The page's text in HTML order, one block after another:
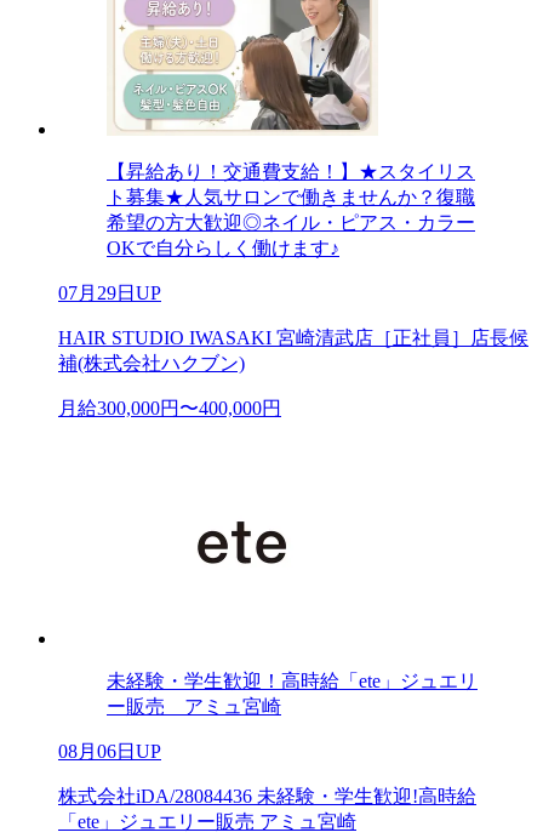
【昇給あり！交通費支給！】★スタイリス
ト募集★人気サロンで働きませんか？復職
希望の方大歓迎◎ネイル・ピアス・カラー
OKで自分らしく働けます♪
07月29日UP
HAIR STUDIO IWASAKI 宮崎清武店［正社員］店長候
補(株式会社ハクブン)
月給300,000円〜400,000円
未経験・学生歓迎！高時給「ete」ジュエリ
ー販売 アミュ宮崎
08月06日UP
株式会社iDA/28084436 未経験・学生歓迎!高時給
「ete」ジュエリー販売 アミュ宮崎